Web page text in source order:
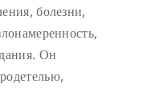
болезни,
Он